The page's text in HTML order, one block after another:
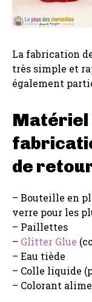
La fabrication
très simple et
également
Matériel
de
– Bouteille en
verre pour les
– Paillettes
– Glitter Glue
– Eau tiède
– Colle liquide
– Colorant